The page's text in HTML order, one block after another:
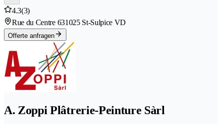
4.3(3)
Rue du Centre 631025 St-Sulpice VD
Offerte anfragen
A. Zoppi Plâtrerie-Peinture Sàrl